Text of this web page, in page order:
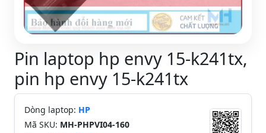
Pin laptop hp envy 15-k241tx,
pin hp envy 15-k241tx
Dòng laptop: HP
Mã SKU: MH-PHPVI04-160